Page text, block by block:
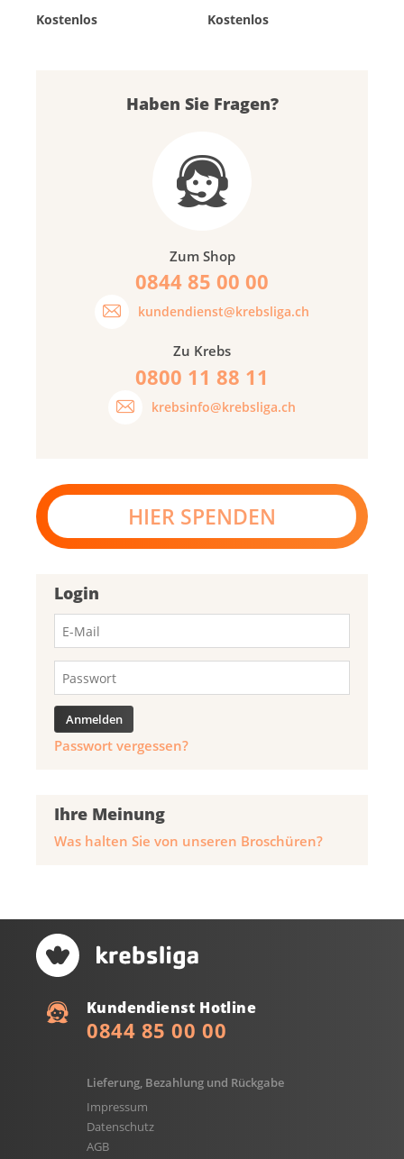
Kostenlos Kostenlos
Haben Sie Fragen?
Zum Shop
0844 85 00 00
kundendienst@krebsliga.ch
Zu Krebs
0800 11 88 11
krebsinfo@krebsliga.ch
HIER SPENDEN
Login
Passwort vergessen?
Ihre Meinung
Was halten Sie von unseren Broschüren?
Kundendienst Hotline
0844 85 00 00
Lieferung, Bezahlung und Rückgabe
Impressum
Datenschutz
AGB